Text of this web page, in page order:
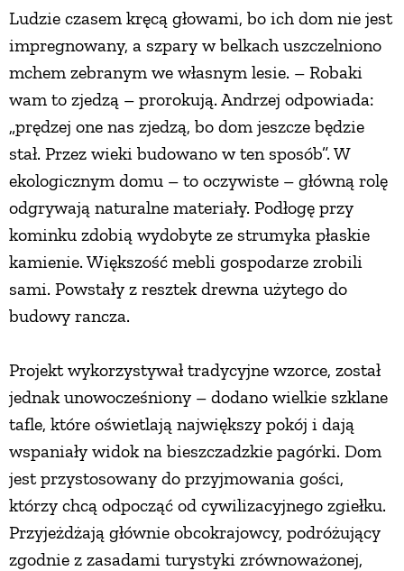
Ludzie czasem kręcą głowami, bo ich dom nie jest
impregnowany, a szpary w belkach uszczelniono
mchem zebranym we własnym lesie. – Robaki
wam to zjedzą – prorokują. Andrzej odpowiada:
„prędzej one nas zjedzą, bo dom jeszcze będzie
stał. Przez wieki budowano w ten sposób”. W
ekologicznym domu – to oczywiste – główną rolę
odgrywają naturalne materiały. Podłogę przy
kominku zdobią wydobyte ze strumyka płaskie
kamienie. Większość mebli gospodarze zrobili
sami. Powstały z resztek drewna użytego do
budowy rancza.
Projekt wykorzystywał tradycyjne wzorce, został
jednak unowocześniony – dodano wielkie szklane
tafle, które oświetlają największy pokój i dają
wspaniały widok na bieszczadzkie pagórki. Dom
jest przystosowany do przyjmowania gości,
którzy chcą odpocząć od cywilizacyjnego zgiełku.
Przyjeżdżają głównie obcokrajowcy, podróżujący
zgodnie z zasadami turystyki zrównoważonej,